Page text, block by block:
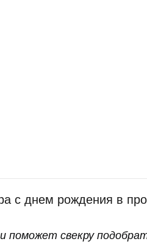
с днем рождения в
поможет свекру